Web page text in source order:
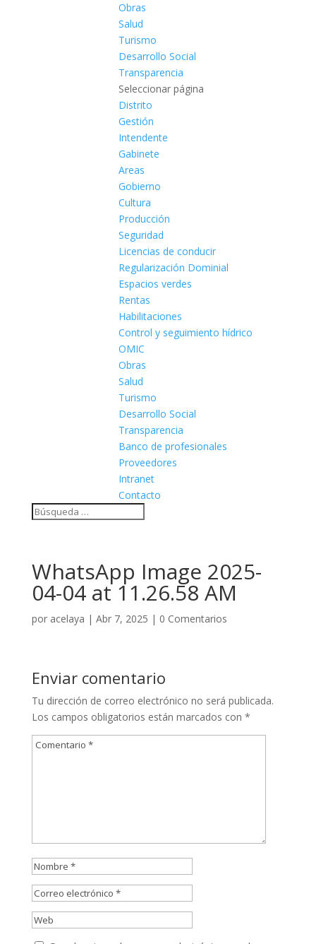
Obras
Salud
Turismo
Desarrollo Social
Transparencia
Seleccionar página
Distrito
Gestión
Intendente
Gabinete
Areas
Gobierno
Cultura
Producción
Seguridad
Licencias de conducir
Regularización Dominial
Espacios verdes
Rentas
Habilitaciones
Control y seguimiento hídrico
OMIC
Obras
Salud
Turismo
Desarrollo Social
Transparencia
Banco de profesionales
Proveedores
Intranet
Contacto
WhatsApp Image 2025-
04-04 at 11.26.58 AM
por acelaya | Abr 7, 2025 | 0 Comentarios
Enviar comentario
Tu dirección de correo electrónico no será publicada.
Los campos obligatorios están marcados con *